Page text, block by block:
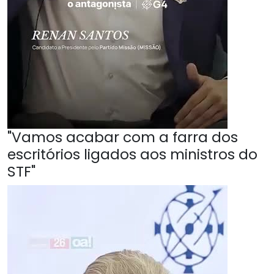
"Vamos acabar com a farra dos
escritórios ligados aos ministros do
STF"